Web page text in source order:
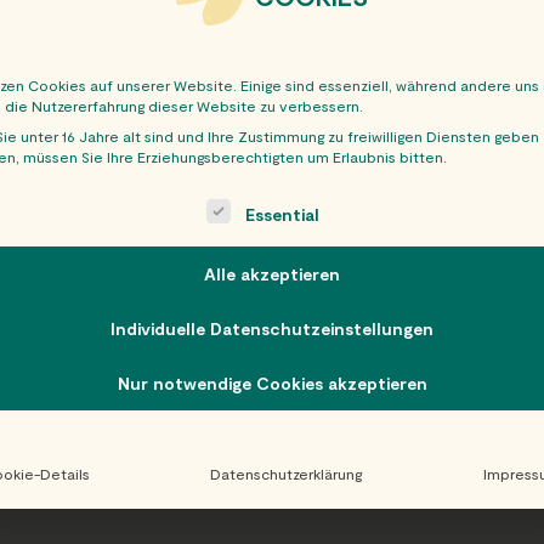
Cookies auf unserer Website. Einige sind essenziell, während andere uns
Nutzererfahrung dieser Website zu verbessern.
unter 16 Jahre alt sind und Ihre Zustimmung zu freiwilligen Diensten geben
müssen Sie Ihre Erziehungsberechtigten um Erlaubnis bitten.
is a list of service groups for which consent can be
Essential
Alle akzeptieren
Individuelle Datenschutzeinstellungen
Nur notwendige Cookies akzeptieren
Details Datenschutzerklärung